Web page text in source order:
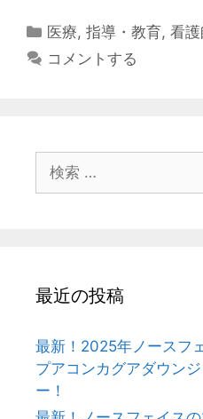
障
害
を
人
看
護
導
①
達
障
カ
テ
医療,指導・教育,看護
コメントする
索:
最近の投稿
最新！2025年ノースフ
プアコンカグアダウン
ー！